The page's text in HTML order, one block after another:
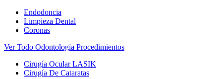
Endodoncia
Limpieza Dental
Coronas
Ver Todo Odontología Procedimientos
Cirugía Ocular LASIK
Cirugía De Cataratas